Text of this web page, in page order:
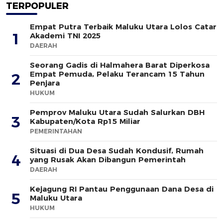
TERPOPULER
1
Empat Putra Terbaik Maluku Utara Lolos Catar
Akademi TNI 2025
DAERAH
2
Seorang Gadis di Halmahera Barat Diperkosa
Empat Pemuda, Pelaku Terancam 15 Tahun
Penjara
HUKUM
3
Pemprov Maluku Utara Sudah Salurkan DBH
Kabupaten/Kota Rp15 Miliar
PEMERINTAHAN
4
Situasi di Dua Desa Sudah Kondusif, Rumah
yang Rusak Akan Dibangun Pemerintah
DAERAH
5
Kejagung RI Pantau Penggunaan Dana Desa di
Maluku Utara
HUKUM